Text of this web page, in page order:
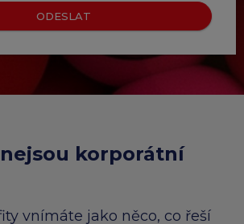
ODESLAT
korporátní
vnímáte jako něco, co řeší